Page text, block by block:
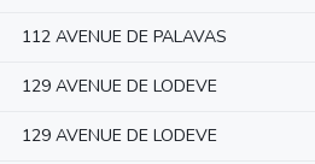
112 AVENUE DE PALAVAS
129 AVENUE DE LODEVE
129 AVENUE DE LODEVE